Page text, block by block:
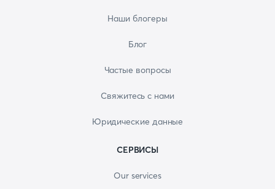
Наши блогеры
Блог
Частые вопросы
Свяжитесь с нами
Юридические данные
СЕРВИСЫ
Our services